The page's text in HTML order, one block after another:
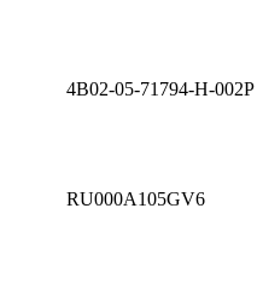
4B02-05-71794-H-002P
RU000A105GV6